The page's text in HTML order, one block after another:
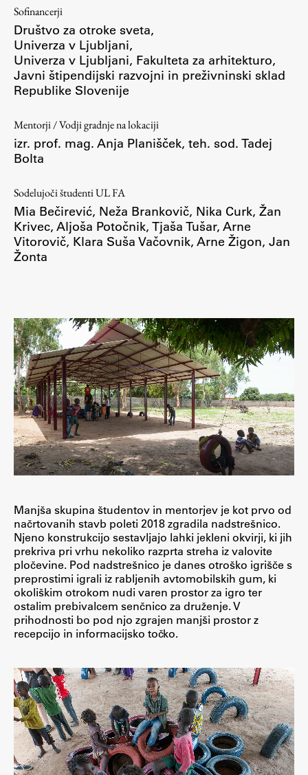
Aktualno
Obvestila
Koledar dogodkov
Program dela
Raziskovanje
Raziskovalni projekti
Svetlobni LAB
Delo
Seminarji
Seminarske teme
Gostujoči profesor
Študentski projekti
Ekskurzije
Natečaji
Zaključna dela
Razvojno sodelovanje in humanitarna pomoč
Založništvo
FA–ZA
Zbirke
Publikacije
Sofinancerji
Društvo za otroke sveta,
Univerza v Ljubljani,
Univerza v Ljubljani, Fakulteta za arhitekturo,
Javni štipendijski razvojni in preživninski sklad
Republike Slovenije
Mentorji / Vodji gradnje na lokaciji
izr. prof. mag. Anja Planišček, teh. sod. Tadej
Bolta
Sodelujoči študenti UL FA
Mia Bečirević, Neža Brankovič, Nika Curk, Žan
Krivec, Aljoša Potočnik, Tjaša Tušar, Arne
Vitorovič, Klara Suša Vačovnik, Arne Žigon, Jan
Žonta
Manjša skupina študentov in mentorjev je kot prvo od
načrtovanih stavb poleti 2018 zgradila nadstrešnico.
Njeno konstrukcijo sestavljajo lahki jekleni okvirji, ki jih
prekriva pri vrhu nekoliko razprta streha iz valovite
pločevine. Pod nadstrešnico je danes otroško igrišče s
preprostimi igrali iz rabljenih avtomobilskih gum, ki
okoliškim otrokom nudi varen prostor za igro ter
ostalim prebivalcem senčnico za druženje. V
prihodnosti bo pod njo zgrajen manjši prostor z
recepcijo in informacijsko točko.